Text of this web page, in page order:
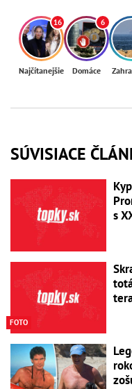
16
Najčítanejšie
6
Domáce
SÚVISIACE
s
FOTO